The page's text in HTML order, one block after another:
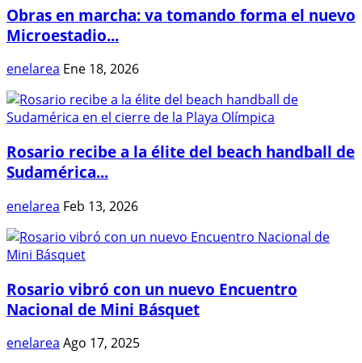
Obras en marcha: va tomando forma el nuevo
Microestadio...
enelarea Ene 18, 2026
Rosario recibe a la élite del beach handball de
Sudamérica...
enelarea Feb 13, 2026
Rosario vibró con un nuevo Encuentro
Nacional de Mini Básquet
enelarea Ago 17, 2025